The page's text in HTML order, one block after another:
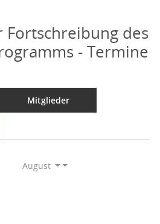
Fortschreibung des
- Termine
Mitglieder
August